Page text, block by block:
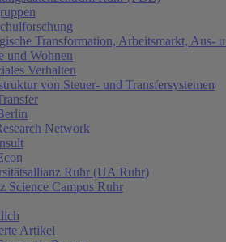
Transformation, Arbeitsmarkt, Aus-
und Wohnen
Verhalten
von Steuer- und Transfersystemen
Network
Ruhr (UA Ruhr)
Science Campus Ruhr
Artikel